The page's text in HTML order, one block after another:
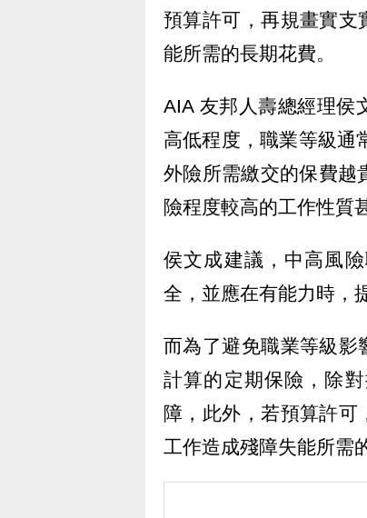
預算許可，再規畫實支
能所需的長期花費。
AIA 友邦人壽總經理侯
高低程度，職業等級通
外險所需繳交的保費越
險程度較高的工作性質
侯文成建議，中高風
全，並應在有能力時，
而為了避免職業等級影
計算的定期保險，除
障，此外，若預算許
工作造成殘障失能所需